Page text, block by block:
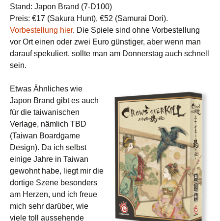
Stand: Japon Brand (7-D100)
Preis: €17 (Sakura Hunt), €52 (Samurai Dori).
Vorbestellung hier. Die Spiele sind ohne Vorbestellung
vor Ort einen oder zwei Euro günstiger, aber wenn man
darauf spekuliert, sollte man am Donnerstag auch schnell
sein.
Etwas Ähnliches wie
Japon Brand gibt es auch
für die taiwanischen
Verlage, nämlich TBD
(Taiwan Boardgame
Design). Da ich selbst
einige Jahre in Taiwan
gewohnt habe, liegt mir die
dortige Szene besonders
am Herzen, und ich freue
mich sehr darüber, wie
viele toll aussehende